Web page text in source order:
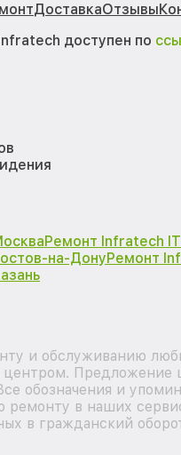
ДоставкаОтзывы
доступен по
Ремонт Infratech
на-ДонуРемонт
и обслуживанию
центром.
обозначения и
ремонту в наших
в гражданский